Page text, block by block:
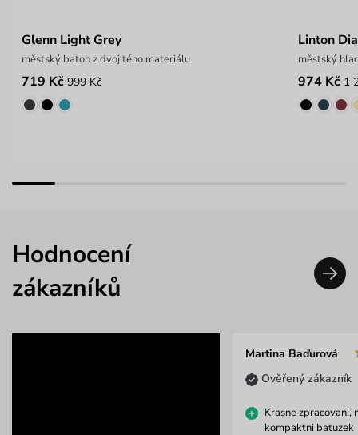
Glenn Light Grey
městský batoh z dvojitého materiálu
719 Kč 999 Kč
Linton
městský
974 Kč 1
Hodnocení
zákazníků
Martina Baďurová
Ověřený zákazník
Krasne zpracovani,
kompaktni batuzek